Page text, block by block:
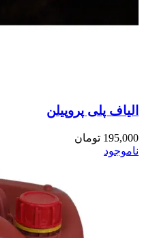
الیاف پلی پروپیلن
195,000 تومان
ناموجود